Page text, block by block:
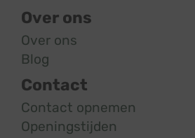
Over ons
Over ons
Blog
Contact
Contact opnemen
Openingstijden